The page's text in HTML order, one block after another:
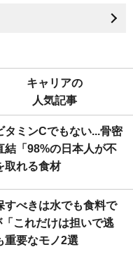
キャリアの
人気記事
タミンCでもない...骨密
結「98%の日本人が不
取れる食材
すべきは水でも食料で
これだけは担いで逃
重要なモノ2選